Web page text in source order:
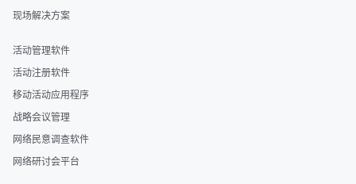
现场解决方案
活动管理软件
活动注册软件
移动活动应用程序
战略会议管理
网络民意调查软件
网络研讨会平台